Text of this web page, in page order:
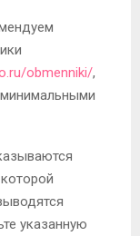
obmenniki/,
указанную